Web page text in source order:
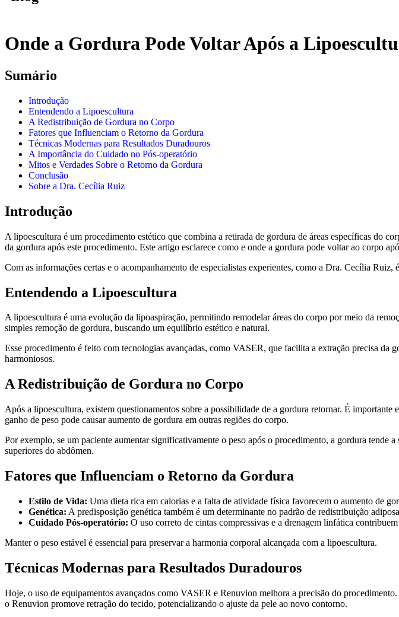
Onde a Gordura Pode Voltar Após a
Sumário
Introdução
Entendendo a Lipoescultura
A Redistribuição de Gordura no Corpo
Fatores que Influenciam o Retorno da Gordura
Técnicas Modernas para Resultados Duradouros
A Importância do Cuidado no Pós-operatório
Mitos e Verdades Sobre o Retorno da Gordura
Conclusão
Sobre a Dra. Cecília Ruiz
Introdução
A lipoescultura é um procedimento estético que combina a retirada de gordura de áreas específicas do
da gordura após este procedimento. Este artigo esclarece como e onde a gordura pode voltar ao corpo
Com as informações certas e o acompanhamento de especialistas experientes, como a Dra. Cecília
Entendendo a Lipoescultura
A lipoescultura é uma evolução da lipoaspiração, permitindo remodelar áreas do corpo por meio da
simples remoção de gordura, buscando um equilíbrio estético e natural.
Esse procedimento é feito com tecnologias avançadas, como VASER, que facilita a extração precisa
harmoniosos.
A Redistribuição de Gordura no Corpo
Após a lipoescultura, existem questionamentos sobre a possibilidade de a gordura retornar. É
ganho de peso pode causar aumento de gordura em outras regiões do corpo.
Por exemplo, se um paciente aumentar significativamente o peso após o procedimento, a gordura tende
superiores do abdômen.
Fatores que Influenciam o Retorno da Gordura
Estilo de Vida: Uma dieta rica em calorias e a falta de atividade física favorecem o aumento de
Genética: A predisposição genética também é um determinante no padrão de redistribuição
Cuidado Pós-operatório: O uso correto de cintas compressivas e a drenagem linfática
Manter o peso estável é essencial para preservar a harmonia corporal alcançada com a lipoescultura.
Técnicas Modernas para Resultados Duradouros
Hoje, o uso de equipamentos avançados como VASER e Renuvion melhora a precisão do
o Renuvion promove retração do tecido, potencializando o ajuste da pele ao novo contorno.